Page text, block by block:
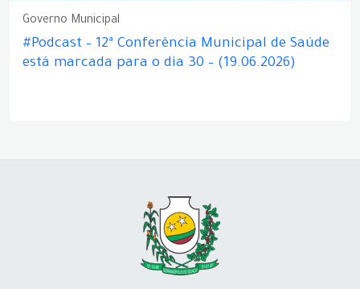
Governo Municipal
#Podcast – 12ª Conferência Municipal de Saúde
está marcada para o dia 30 – (19.06.2026)